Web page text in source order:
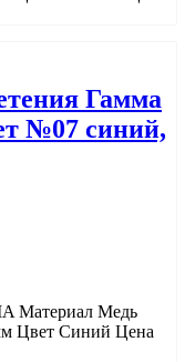
Гамма
№07 синий,
Материал Медь
Цвет Синий Цена